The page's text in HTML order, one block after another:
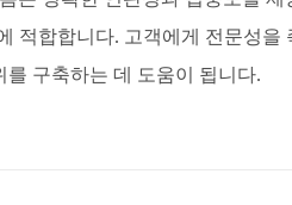
적합합니다. 고객에게 전문성을
를 구축하는 데 도움이 됩니다.